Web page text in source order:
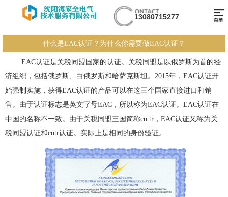
13080715277
什么是EAC认证？为什么你需要做EAC认证？
EAC认证是关税同盟国家的认证。关税同盟是以俄罗斯为首的经
济组织，包括俄罗斯、白俄罗斯和哈萨克斯坦。2015年，EAC认证开
始强制实施，获得EAC认证的产品可以在这三个国家直接进口和销
售。由于认证标志是英文字母EAC，所以称为EAC认证。EAC认证在
中国的名称不一致。由于关税同盟三国简称cu tr，EAC认证又称为关
税同盟认证和cutr认证。实际上是相同的身份验证。